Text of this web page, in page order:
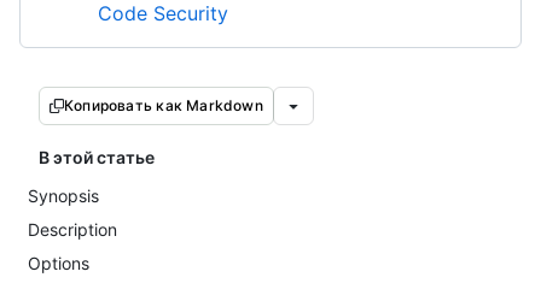
Code Security
Копировать как Markdown
В этой статье
Synopsis
Description
Options